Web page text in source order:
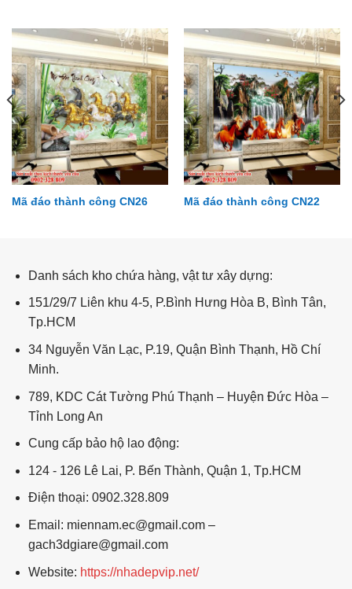
Mã đáo thành công CN26 Mã đáo thành công CN22
Danh sách kho chứa hàng, vật tư xây dựng:
151/29/7 Liên khu 4-5, P.Bình Hưng Hòa B, Bình Tân,
Tp.HCM
34 Nguyễn Văn Lạc, P.19, Quận Bình Thạnh, Hồ Chí
Minh.
789, KDC Cát Tường Phú Thạnh – Huyện Đức Hòa –
Tỉnh Long An
Cung cấp bảo hộ lao động:
124 - 126 Lê Lai, P. Bến Thành, Quận 1, Tp.HCM
Điện thoại: 0902.328.809
Email: miennam.ec@gmail.com –
gach3dgiare@gmail.com
Website: https://nhadepvip.net/